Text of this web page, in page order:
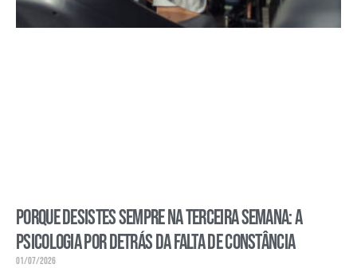
Porque desistes sempre na terceira semana: a
psicologia por detrás da falta de constância
01/07/2026